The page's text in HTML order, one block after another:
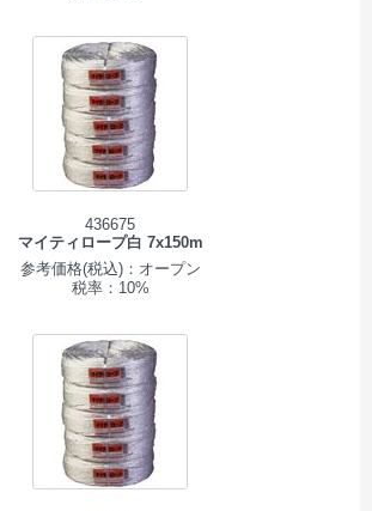
436675
マイティロープ白 7x150m
参考価格(税込)：オープン
税率：10%